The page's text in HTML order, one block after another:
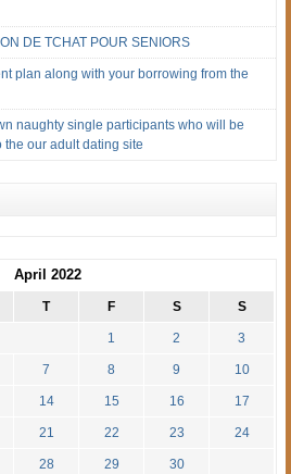
DE TCHAT POUR SENIORS
plan along with your borrowing from the
naughty single participants who will be
our adult dating site
April 2022
T F S S
1 2 3
7 8 9 10
14 15 16 17
21 22 23 24
28 29
30